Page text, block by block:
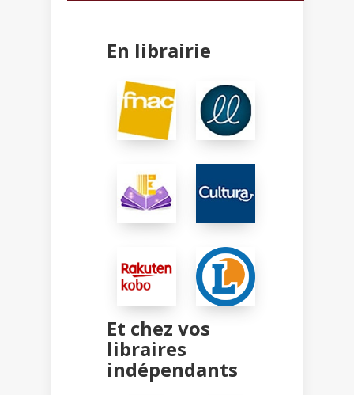
En librairie
Et chez vos
libraires
indépendants